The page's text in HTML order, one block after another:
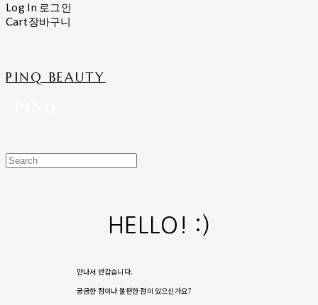
Log In 로그인
Cart장바구니
PINQ BEAUTY
HELLO! :)
만나서 반갑습니다.
궁금한 점이나 불편한 점이 있으신가요?